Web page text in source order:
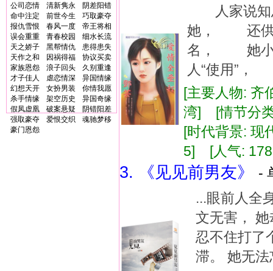
公司恋情
清新隽永
阴差阳错
命中注定
前世今生
巧取豪夺
报仇雪恨
春风一度
帝王将相
误会重重
青春校园
细水长流
天之娇子
黑帮情仇
患得患失
天作之和
因祸得福
协议买卖
家族恩怨
浪子回头
久别重逢
才子佳人
虐恋情深
异国情缘
幻想天开
女扮男装
你情我愿
杀手情缘
架空历史
异国奇缘
假凤虚凰
破案悬疑
阴错阳差
强取豪夺
爱恨交织
魂驰梦移
豪门恩怨
人家说知
她， 还供
名， 她小
人“使用”
[主要人物: 齐
湾] [情节分
[时代背景:
5] [人气:
3. 《见见前男友》
-
...眼前人全
文无害，
忍不住打了
滞。 她无